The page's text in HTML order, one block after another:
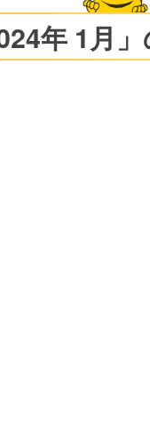
年 1月